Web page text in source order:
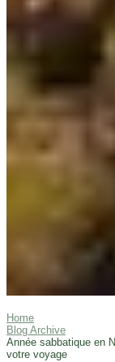
Home
Blog Archive
Année sabbatique en
votre voyage